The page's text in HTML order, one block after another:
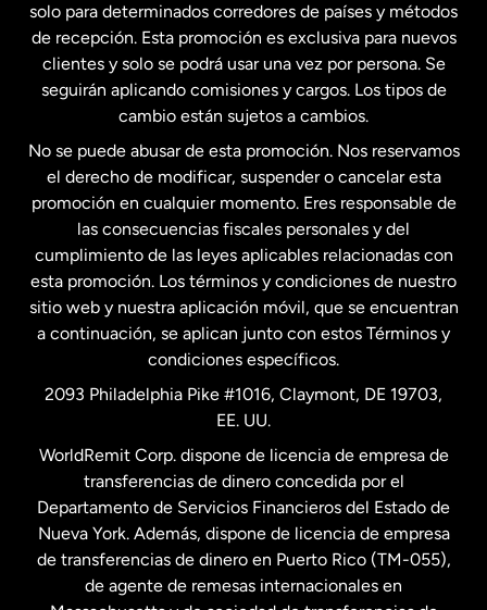
Estados Unidos English
Estados Unidos Español
Francia
Malasia
Nueva Zelanda
Países Bajos
Suecia
solo para determinados corredores de países y métodos
de recepción. Esta promoción es exclusiva para nuevos
clientes y solo se podrá usar una vez por persona. Se
seguirán aplicando comisiones y cargos. Los tipos de
cambio están sujetos a cambios.
No se puede abusar de esta promoción. Nos reservamos
el derecho de modificar, suspender o cancelar esta
promoción en cualquier momento. Eres responsable de
las consecuencias fiscales personales y del
cumplimiento de las leyes aplicables relacionadas con
esta promoción. Los términos y condiciones de nuestro
sitio web y nuestra aplicación móvil, que se encuentran
a continuación, se aplican junto con estos Términos y
condiciones específicos.
2093 Philadelphia Pike #1016, Claymont, DE 19703,
EE. UU.
WorldRemit Corp. dispone de licencia de empresa de
transferencias de dinero concedida por el
Departamento de Servicios Financieros del Estado de
Nueva York. Además, dispone de licencia de empresa
de transferencias de dinero en Puerto Rico (TM-055),
de agente de remesas internacionales en